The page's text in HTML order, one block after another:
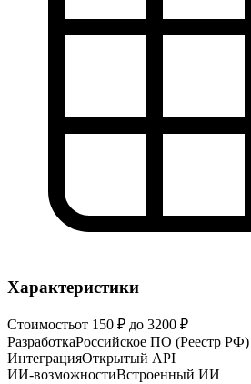
Характеристики
Стоимостьот 150 ₽ до 3200 ₽
РазработкаРоссийское ПО (Реестр РФ)
ИнтеграцияОткрытый API
ИИ-возможностиВстроенный ИИ